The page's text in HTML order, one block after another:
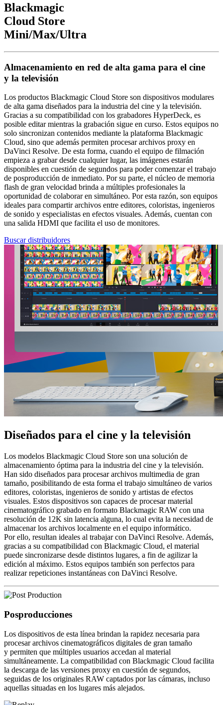
Blackmagic
Cloud Store
Mini/Max/Ultra
Almacenamiento en red de alta gama para el cine
y la televisión
Los productos Blackmagic Cloud Store son dispositivos modulares
de alta gama diseñados para la industria del cine y la televisión.
Gracias a su compatibilidad con los grabadores HyperDeck, es
posible editar mientras la grabación sigue en curso. Estos equipos no
solo sincronizan contenidos mediante la plataforma Blackmagic
Cloud, sino que además permiten procesar archivos proxy en
DaVinci Resolve. De esta forma, cuando el equipo de filmación
empieza a grabar desde cualquier lugar, las imágenes estarán
disponibles en cuestión de segundos para poder comenzar el trabajo
de posproducción de inmediato. Por su parte, el núcleo de memoria
flash de gran velocidad brinda a múltiples profesionales la
oportunidad de colaborar en simultáneo. Por esta razón, son equipos
ideales para compartir archivos entre editores, coloristas, ingenieros
de sonido y especialistas en efectos visuales. Además, cuentan con
una salida HDMI que facilita el uso de monitores.
Buscar distribuidores
Diseñados para el cine y la televisión
Los modelos Blackmagic Cloud Store son una solución de
almacenamiento óptima para la industria del cine y la televisión.
Han sido diseñados para procesar archivos multimedia de gran
tamaño, posibilitando de esta forma el trabajo simultáneo de varios
editores, coloristas, ingenieros de sonido y artistas de efectos
visuales. Estos dispositivos son capaces de procesar material
cinematográfico grabado en formato Blackmagic RAW con una
resolución de 12K sin latencia alguna, lo cual evita la necesidad de
almacenar los archivos localmente en el equipo informático.
Por ello, resultan ideales al trabajar con DaVinci Resolve. Además,
gracias a su compatibilidad con Blackmagic Cloud, el material
puede sincronizarse desde distintos lugares, a fin de agilizar la
edición al máximo. Estos equipos también son perfectos para
realizar repeticiones instantáneas con DaVinci Resolve.
Posproducciones
Los dispositivos de esta línea brindan la rapidez necesaria para
procesar archivos cinematográficos digitales de gran tamaño
y permiten que múltiples usuarios accedan al material
simultáneamente. La compatibilidad con Blackmagic Cloud facilita
la descarga de las versiones proxy en cuestión de segundos,
seguidas de los originales RAW captados por las cámaras, incluso
aquellas situadas en los lugares más alejados.